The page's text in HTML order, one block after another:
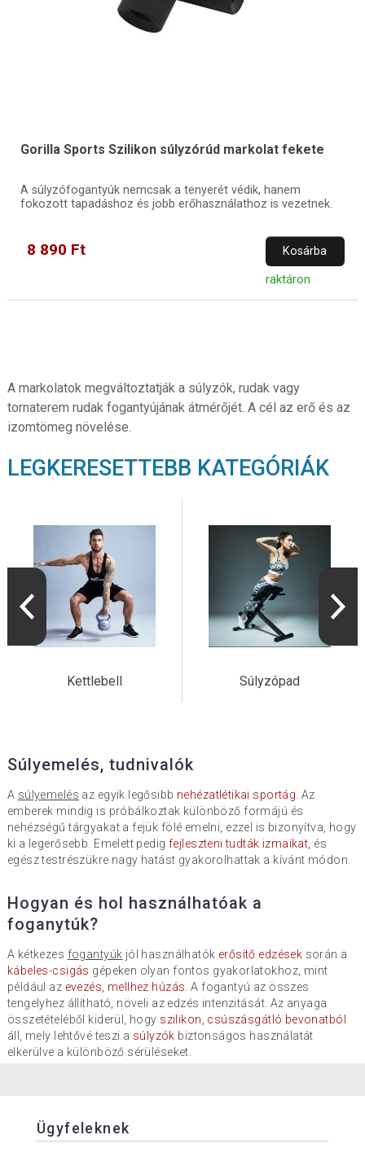
Gorilla Sports Szilikon súlyzórúd markolat fekete
A súlyzófogantyúk nemcsak a tenyerét védik, hanem
fokozott tapadáshoz és jobb erőhasználathoz is vezetnek.
8 890 Ft Kosárba
raktáron
A markolatok megváltoztatják a súlyzók, rudak vagy
tornaterem rudak fogantyújának átmérőjét. A cél az erő és az
izomtömeg növelése.
LEGKERESETTEBB KATEGÓRIÁK
Kettlebell Súlyzópad
Súlyemelés, tudnivalók
A súlyemelés az egyik legősibb nehézatlétikai sportág . Az
emberek mindig is próbálkoztak különböző formájú és
nehézségű tárgyakat a fejük fölé emelni, ezzel is bizonyítva, hogy
ki a legerősebb. Emelett pedig fejleszteni tudták izmaikat, és
egész testrészükre nagy hatást gyakorolhattak a kívánt módon.
Hogyan és hol használhatóak a
foganytúk?
A kétkezes fogantyúk jól használhatók erősítő edzések során a
kábeles-csigás gépeken olyan fontos gyakorlatokhoz, mint
például az evezés, mellhez húzás . A fogantyú az összes
tengelyhez állítható, növeli az edzés intenzitását. Az anyaga
összetételéből kiderül, hogy szilikon, csúszásgátló bevonatból
áll, mely lehtővé teszi a súlyzók biztonságos használatát
elkerülve a különböző sérüléseket.
Ügyfeleknek